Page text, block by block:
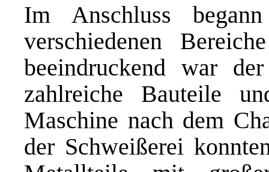
Im Anschluss
verschiedenen
beeindruckend war
zahlreiche Bauteile
Maschine nach dem
der Schweißerei